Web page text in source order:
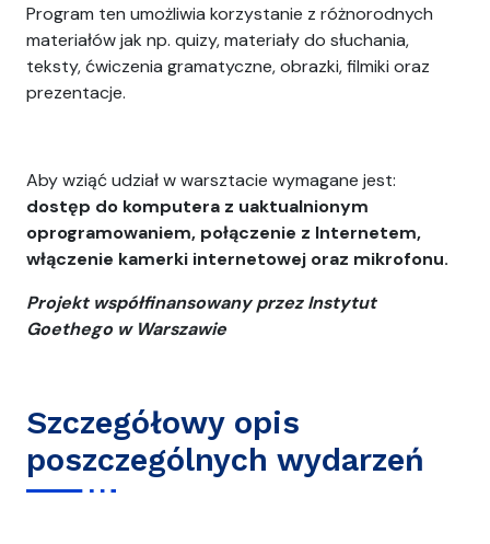
Program ten umożliwia korzystanie z różnorodnych
materiałów jak np. quizy, materiały do słuchania,
teksty, ćwiczenia gramatyczne, obrazki, filmiki oraz
prezentacje.
Aby wziąć udział w warsztacie wymagane jest:
dostęp do komputera z uaktualnionym
oprogramowaniem, połączenie z Internetem,
włączenie kamerki internetowej oraz mikrofonu.
Projekt współfinansowany przez Instytut
Goethego w Warszawie
Szczegółowy opis
poszczególnych wydarzeń